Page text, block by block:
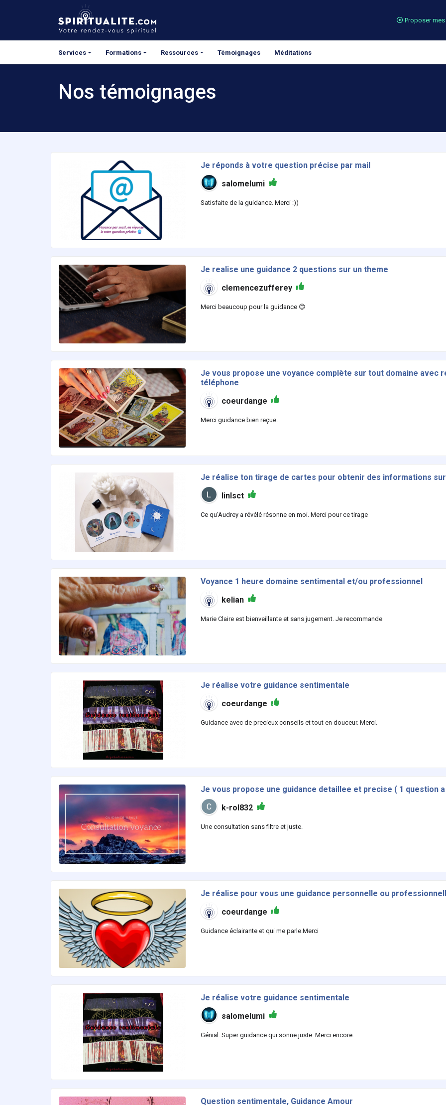
Proposer
Services Formations Ressources Témoignages Méditations
Nos témoignages
Je réponds à votre question précise par mail
salomelumi
Satisfaite de la guidance. Merci :))
Je realise une guidance 2 questions sur un theme
clemencezufferey
Merci beaucoup pour la guidance 😊
Je vous propose une voyance complète sur tout domaine avec
téléphone
coeurdange
Merci guidance bien reçue.
Je réalise ton tirage de cartes pour obtenir des informations
linlsct
Ce qu’Audrey a révélé résonne en moi. Merci pour ce tirage
Voyance 1 heure domaine sentimental et/ou professionnel
kelian
Marie Claire est bienveillante et sans jugement. Je recommande
Je réalise votre guidance sentimentale
coeurdange
Guidance avec de precieux conseils et tout en douceur. Merci.
Je vous propose une guidance detaillee et precise ( 1 question
k-rol832
Une consultation sans filtre et juste.
Je réalise pour vous une guidance personnelle ou
coeurdange
Guidance éclairante et qui me parle.Merci
Je réalise votre guidance sentimentale
salomelumi
Génial. Super guidance qui sonne juste. Merci encore.
Question sentimentale, Guidance Amour
Panneau de gestion des cookies